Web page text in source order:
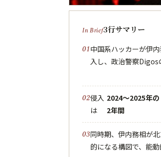
3行サマリー
中国系ハッカーが伊
入し、政治警察Digos
侵入
は
2024〜2025年の
2年間
同時期、伊内務相が
的になる構図で、能